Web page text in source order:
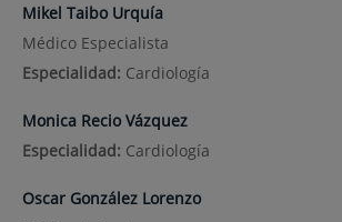
Mikel Taibo Urquía
Médico Especialista
Especialidad: Cardiología
Monica Recio Vázquez
Especialidad: Cardiología
Oscar González Lorenzo